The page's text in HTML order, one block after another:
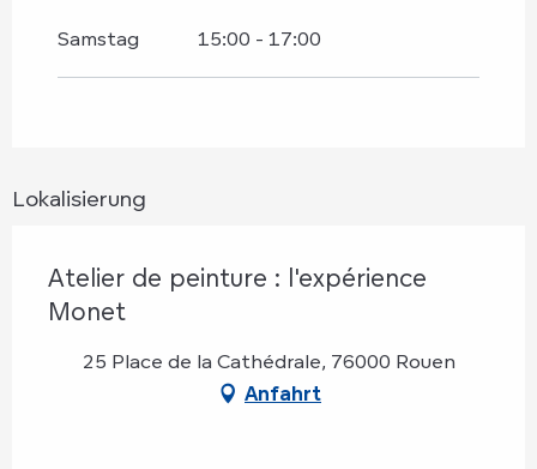
Samstag 12 September 2026
Samstag 14 November 2026
Samstag 15:00 - 17:00
Lokalisierung
Atelier de peinture : l'expérience
Monet
25 Place de la Cathédrale, 76000 Rouen
Anfahrt